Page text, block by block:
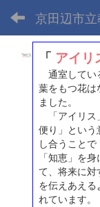
京田辺市
「 アイリ
通室してい
葉をもつ花は
ました。
「アイリス
便り」とい
し合うこと
「知恵」を
て、将来に対
を伝えあえ
れています。